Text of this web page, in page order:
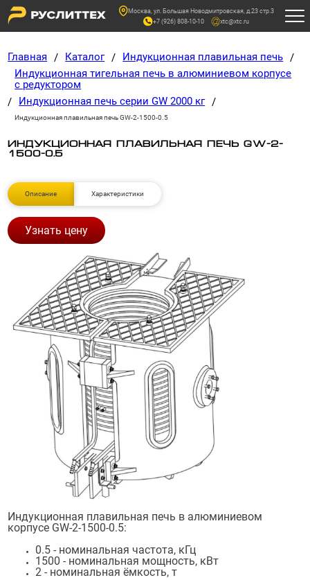
Москва, ул. Большая Новодмитровская, д.23 стр.3
xtc@xtc.ru
+7 (926) 808-10-10
Главная / Каталог / Индукционная плавильная печь /
Индукционная тигельная печь в алюминиевом корпусе
с редуктором
/
Индукционная печь серии GW 2000 кг /
Индукционная плавильная печь GW-2-1500-0.5
ИНДУКЦИОННАЯ ПЛАВИЛЬНАЯ ПЕЧЬ GW-2-
1500-0.5
Описание Характеристики
Узнать цену
Индукционная плавильная печь в алюминиевом
корпусе GW-2-1500-0.5:
0.5 - номинальная частота, кГц
1500 - номинальная мощность, кВт
2 - номинальная ёмкость, т